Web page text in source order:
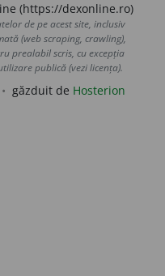
(https://dexonline.ro)
de pe acest site, inclusiv
(web scraping, crawling),
prealabil scris, cu excepția
publică (vezi licența).
găzduit de Hosterion